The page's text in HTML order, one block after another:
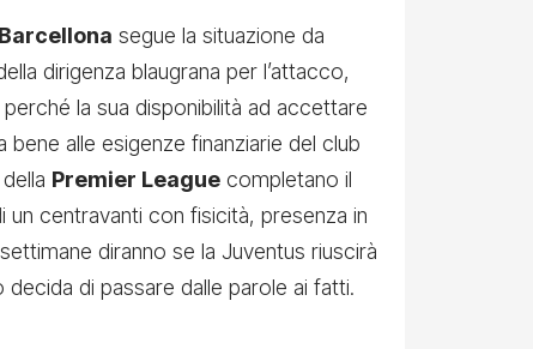
Barcellona segue la situazione da
dirigenza blaugrana per l’attacco,
la sua disponibilità ad accettare
alle esigenze finanziarie del club
Premier League completano il
centravanti con fisicità, presenza in
diranno se la Juventus riuscirà
di passare dalle parole ai fatti.